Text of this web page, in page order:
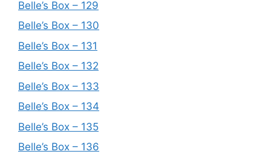
Belle’s Box – 129
Belle’s Box – 130
Belle’s Box – 131
Belle’s Box – 132
Belle’s Box – 133
Belle’s Box – 134
Belle’s Box – 135
Belle’s Box – 136